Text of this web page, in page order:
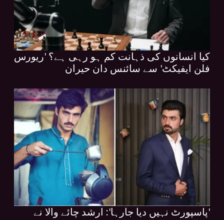
کیا انسانوں کی ذہانت کم ہو رہی ہے؟ 'ریورس
فلن ایفیکٹ' سے سائنس دان حیران
'پاسپورٹ نہیں دیا جارہا': ارشد چائے والا نے